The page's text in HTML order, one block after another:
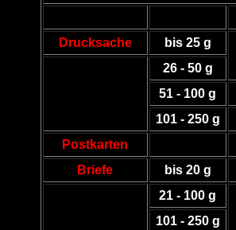
Drucksache
bis 25 g
26 - 50 g
51 - 100 g
101 - 250 g
Postkarten
Briefe
bis 20 g
21 - 100 g
101 - 250 g